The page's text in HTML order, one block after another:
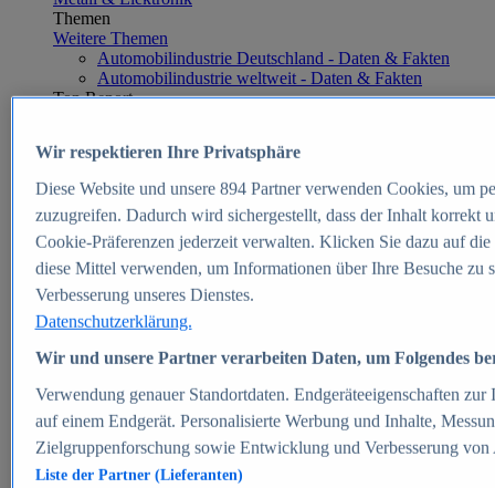
Themen
Weitere Themen
Automobilindustrie Deutschland - Daten & Fakten
Automobilindustrie weltweit - Daten & Fakten
Top Report
Zum Report
E-commerce
Beliebte Statistiken
Aktuelle Statistiken
E-Commerce - Entwicklung des Umsatzes in
Deutschland 1999-2025
Umsatz von Amazon in Deutschland und weltweit
2010-2025
B2C-E-Commerce: Top-50 Online Shops in
Deutschland 2024
Marktanteile von Online-Zahlungsverfahren in
Deutschland 2024
Umsatzstarke Warengruppen im Online-Handel in
Deutschland 2023-2025
Wir respektieren Ihre Privatsphäre
Diese Website und unsere 894Partner verwenden Cookies, um
zuzugreifen. Dadurch wird sichergestellt, dass der Inhalt korrekt
Cookie-Präferenzen jederzeit verwalten. Klicken Sie dazu auf
diese Mittel verwenden, um Informationen über Ihre Besuche
Verbesserung unseres Dienstes.
Datenschutzerklärung.
Wir und unsere Partner verarbeiten Daten, um Folgendes
Verwendung genauer Standortdaten. Endgeräteeigenschaften
auf einem Endgerät. Personalisierte Werbung und Inhalte,
Zielgruppenforschung sowie Entwicklung und Verbesserung von
Liste der Partner (Lieferanten)